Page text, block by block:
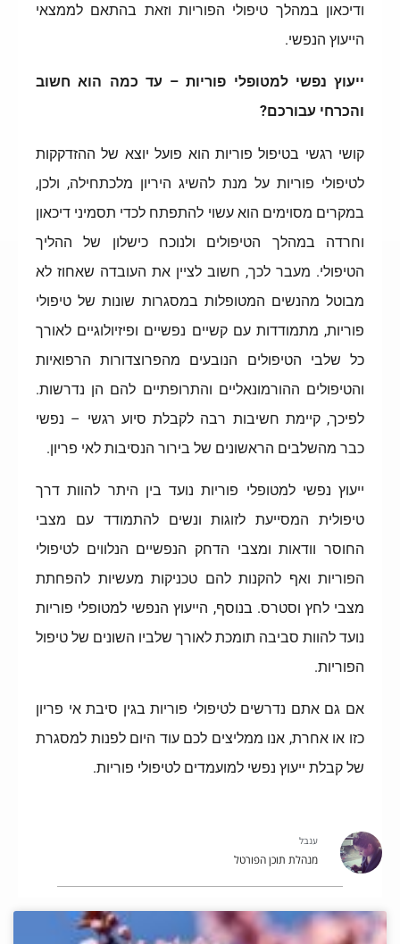
ודיכאון במהלך טיפולי הפוריות וזאת בהתאם לממצאי
הייעוץ הנפשי.
ייעוץ נפשי למטופלי פוריות – עד כמה הוא חשוב
והכרחי עבורכם?
קושי רגשי בטיפול פוריות הוא פועל יוצא של ההזדקקות
לטיפולי פוריות על מנת להשיג היריון מלכתחילה, ולכן,
במקרים מסוימים הוא עשוי להתפתח לכדי תסמיני דיכאון
וחרדה במהלך הטיפולים ולנוכח כישלון של ההליך
הטיפולי. מעבר לכך, חשוב לציין את העובדה שאחוז לא
מבוטל מהנשים המטופלות במסגרות שונות של טיפולי
פוריות, מתמודדות עם קשיים נפשיים ופיזיולוגיים לאורך
כל שלבי הטיפולים הנובעים מהפרוצדורות הרפואיות
והטיפולים ההורמונאליים והתרופתיים להם הן נדרשות.
לפיכך, קיימת חשיבות רבה לקבלת סיוע רגשי – נפשי
כבר מהשלבים הראשונים של בירור הנסיבות לאי פריון.
ייעוץ נפשי למטופלי פוריות נועד בין היתר להוות דרך
טיפולית המסייעת לזוגות ונשים להתמודד עם מצבי
החוסר וודאות ומצבי הדחק הנפשיים הנלווים לטיפולי
הפוריות ואף להקנות להם טכניקות מעשיות להפחתת
מצבי לחץ וסטרס. בנוסף, הייעוץ הנפשי למטופלי פוריות
נועד להוות סביבה תומכת לאורך שלביו השונים של טיפול
הפוריות.
אם גם אתם נדרשים לטיפולי פוריות בגין סיבת אי פריון
כזו או אחרת, אנו ממליצים לכם עוד היום לפנות למסגרת
של קבלת ייעוץ נפשי למועמדים לטיפולי פוריות.
ענבל
מנהלת תוכן הפורטל